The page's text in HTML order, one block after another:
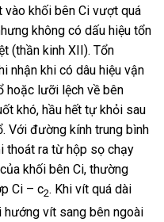
khối bên Ci vượt quá
không có dấu hiệu tổn
(thần kinh XII). Tổn
nhận khi có dâu hiệu vận
hoặc lưỡi lệch về bên
khó, hầu hết tự khỏi sau
Với đường kính trung bình
thoát ra từ hộp sọ chạy
khối bên Ci, thường
Ci – c2. Khi vít quá dài
vít sang bên ngoài